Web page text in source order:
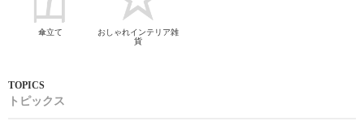
傘立て
おしゃれインテリア雑
貨
トピックス